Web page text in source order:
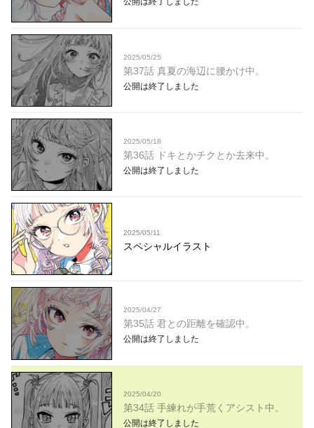
2025/05/25
第37話 真夏の海辺に腰かけ中。
公開は終了しました
2025/05/18
第36話 ドキとかチクとか去来中。
公開は終了しました
2025/05/11
スペシャルイラスト
2025/04/27
第35話 君との距離を確認中。
公開は終了しました
2025/04/20
第34話 手練れが手荒くアシスト中。
公開は終了しました